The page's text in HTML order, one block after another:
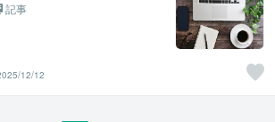
記事
12/12